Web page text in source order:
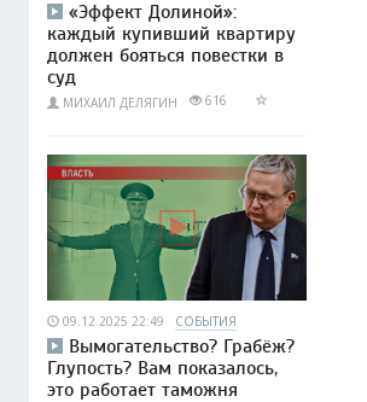
«Эффект Долиной»:
каждый купивший квартиру
должен бояться повестки в
суд
МИХАИЛ ДЕЛЯГИН 616
09.12.2025 22:49 СОБЫТИЯ
Вымогательство? Грабёж?
Глупость? Вам показалось,
это работает таможня